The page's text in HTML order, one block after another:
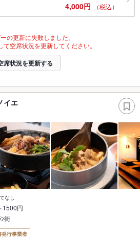
4,000円 （税込）
の更新に失敗しました。
空席状況を更新してください。
席状況を更新する
イエ
なし
1500円
街
行事業者